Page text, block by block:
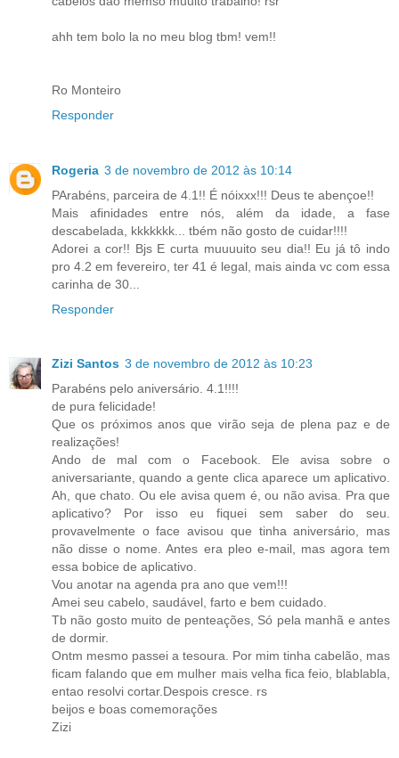
ahh tem bolo la no meu blog tbm! vem!!
Ro Monteiro
Responder
Rogeria 3 de novembro de 2012 às 10:14
PArabéns, parceira de 4.1!! É nóixxx!!! Deus te abençoe!!
Mais afinidades entre nós, além da idade, a fase
descabelada, kkkkkkk... tbém não gosto de cuidar!!!!
Adorei a cor!! Bjs E curta muuuuito seu dia!! Eu já tô indo
pro 4.2 em fevereiro, ter 41 é legal, mais ainda vc com essa
carinha de 30...
Responder
Zizi Santos 3 de novembro de 2012 às 10:23
Parabéns pelo aniversário. 4.1!!!!
de pura felicidade!
Que os próximos anos que virão seja de plena paz e de
realizações!
Ando de mal com o Facebook. Ele avisa sobre o
aniversariante, quando a gente clica aparece um aplicativo.
Ah, que chato. Ou ele avisa quem é, ou não avisa. Pra que
aplicativo? Por isso eu fiquei sem saber do seu.
provavelmente o face avisou que tinha aniversário, mas
não disse o nome. Antes era pleo e-mail, mas agora tem
essa bobice de aplicativo.
Vou anotar na agenda pra ano que vem!!!
Amei seu cabelo, saudável, farto e bem cuidado.
Tb não gosto muito de penteações, Só pela manhã e antes
de dormir.
Ontm mesmo passei a tesoura. Por mim tinha cabelão, mas
ficam falando que em mulher mais velha fica feio, blablabla,
entao resolvi cortar.Despois cresce. rs
beijos e boas comemorações
Zizi